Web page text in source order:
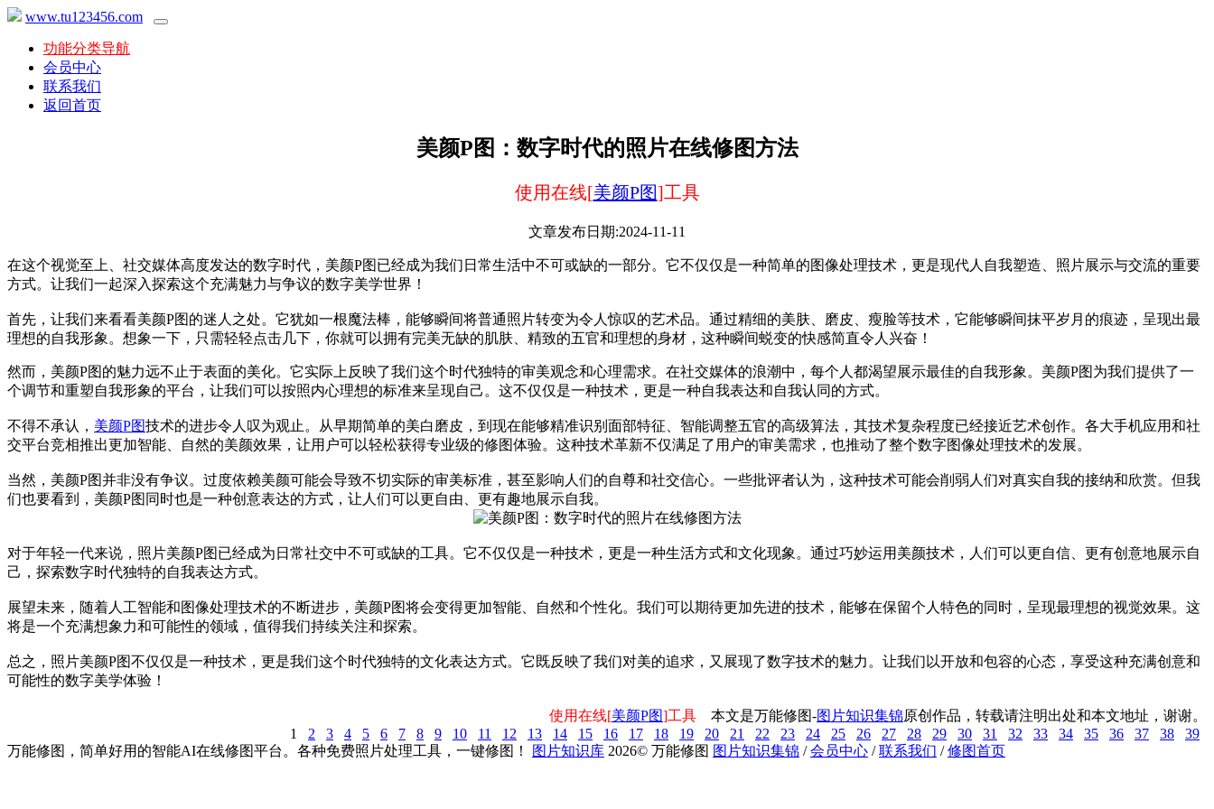
www.tu123456.com
功能分类导航
会员中心
联系我们
返回首页
美颜P图：数字时代的照片在线修图方法
使用在线[美颜P图]工具
文章发布日期:2024-11-11
在这个视觉至上、社交媒体高度发达的数字时代，美颜P图已经成为我们日常生活中不可或缺的一部分。它不仅仅是一种简单的图像处理技术，更是现代人自我塑造、照片展示与交流的重要
方式。让我们一起深入探索这个充满魅力与争议的数字美学世界！
首先，让我们来看看美颜P图的迷人之处。它犹如一根魔法棒，能够瞬间将普通照片转变为令人惊叹的艺术品。通过精细的美肤、磨皮、瘦脸等技术，它能够瞬间抹平岁月的痕迹，呈现出最
理想的自我形象。想象一下，只需轻轻点击几下，你就可以拥有完美无缺的肌肤、精致的五官和理想的身材，这种瞬间蜕变的快感简直令人兴奋！
然而，美颜P图的魅力远不止于表面的美化。它实际上反映了我们这个时代独特的审美观念和心理需求。在社交媒体的浪潮中，每个人都渴望展示最佳的自我形象。美颜P图为我们提供了一
个调节和重塑自我形象的平台，让我们可以按照内心理想的标准来呈现自己。这不仅仅是一种技术，更是一种自我表达和自我认同的方式。
不得不承认， 美颜P图技术的进步令人叹为观止。从早期简单的美白磨皮，到现在能够精准识别面部特征、智能调整五官的高级算法，其技术复杂程度已经接近艺术创作。各大手机应用和社
交平台竞相推出更加智能、自然的美颜效果，让用户可以轻松获得专业级的修图体验。这种技术革新不仅满足了用户的审美需求，也推动了整个数字图像处理技术的发展。
当然，美颜P图并非没有争议。过度依赖美颜可能会导致不切实际的审美标准，甚至影响人们的自尊和社交信心。一些批评者认为，这种技术可能会削弱人们对真实自我的接纳和欣赏。但我
们也要看到，美颜P图同时也是一种创意表达的方式，让人们可以更自由、更有趣地展示自我。
对于年轻一代来说，照片美颜P图已经成为日常社交中不可或缺的工具。它不仅仅是一种技术，更是一种生活方式和文化现象。通过巧妙运用美颜技术，人们可以更自信、更有创意地展示自
己，探索数字时代独特的自我表达方式。
展望未来，随着人工智能和图像处理技术的不断进步，美颜P图将会变得更加智能、自然和个性化。我们可以期待更加先进的技术，能够在保留个人特色的同时，呈现最理想的视觉效果。这
将是一个充满想象力和可能性的领域，值得我们持续关注和探索。
总之，照片美颜P图不仅仅是一种技术，更是我们这个时代独特的文化表达方式。它既反映了我们对美的追求，又展现了数字技术的魅力。让我们以开放和包容的心态，享受这种充满创意和
可能性的数字美学体验！
使用在线[美颜P图]工具 本文是万能修图-图片知识集锦原创作品，转载请注明出处和本文地址，谢谢。
1 2 3 4 5 6 7 8 9 10 11 12 13 14 15 16 17 18 19 20 21 22 23 24 25 26 27 28 29 30 31 32 33 34 35 36 37 38
39
万能修图，简单好用的智能AI在线修图平台。各种免费照片处理工具，一键修图！
图片知识库 2026© 万能修图 图片知识集锦 /会员中心 /联系我们 /修图首页